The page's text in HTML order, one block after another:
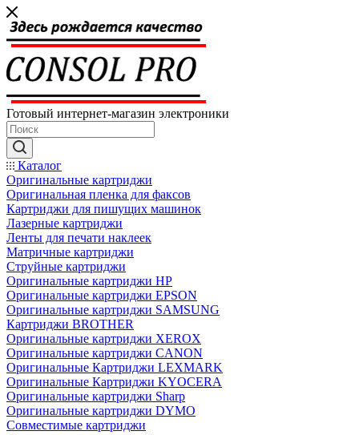
Готовый интернет-магазин электроники
Каталог
Оригинальные картриджи
Оригинальная пленка для факсов
Картриджи для пишущих машинок
Лазерные картриджи
Ленты для печати наклеек
Матричные картриджи
Струйные картриджи
Оригинальные картриджи HP
Оригинальные картриджи EPSON
Оригинальные картриджи SAMSUNG
Картриджи BROTHER
Оригинальные картриджи XEROX
Оригинальные картриджи CANON
Оригинальные Картриджи LEXMARK
Оригинальные Картриджи KYOCERA
Оригинальные картриджи Sharp
Оригинальные картриджи DYMO
Совместимые картриджи